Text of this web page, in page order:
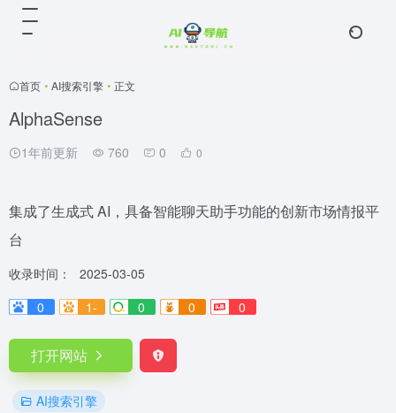
首页 • AI搜索引擎 • 正文
AlphaSense
1年前更新 760 0 0
集成了生成式 AI，具备智能聊天助手功能的创新市场情报平
台
收录时间：
2025-03-05
0
1- 0 0 0
打开网站
AI搜索引擎